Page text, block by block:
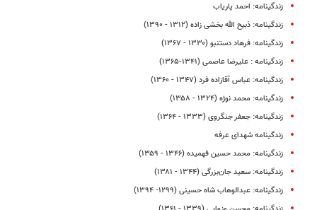
زندگینامه: احمد پاریاب
زندگینامه: ذبیح‌ الله بخشی‌ زاده (۱۳۱۲ - ۱۳۹۰)
زندگینامه: فرهاد دستنبو (۱۳۳۰ - ۱۳۶۷)
زندگینامه : علیرضا عاصمی (۱۳۴۱-۱۳۶۵)
زندگینامه: عباس آقازاده‌ فرد (۱۳۴۷ - ۱۳۶۰)
زندگینامه: محمد نوژه (۱۳۲۴ - ۱۳۵۸)
زندگینامه: جعفر جنگروی (۱۳۳۳ - ۱۳۶۴)
زندگینامه شهدای عرفه
زندگینامه: محمد حسین فهمیده (۱۳۴۶ - ۱۳۵۹)
زندگینامه: سعید جان‌بزرگی (۱۳۴۴ - ۱۳۸۱)
زندگینامه: عبدالوهاب شاه‌ حسینی (۱۲۹۹- ۱۳۹۴)